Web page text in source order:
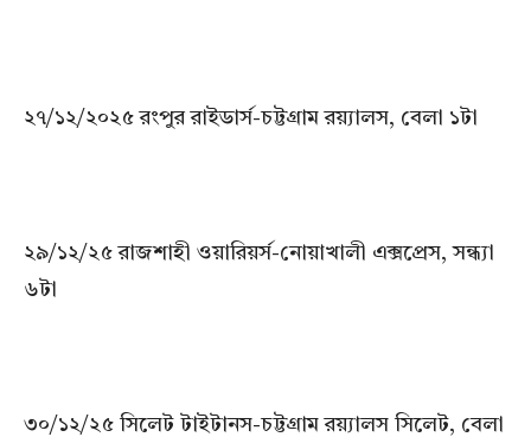
২৭/১২/২০২৫ রংপুর রাইডার্স-চট্টগ্রাম রয়্যালস, বেলা ১টা
২৯/১২/২৫ রাজশাহী ওয়ারিয়র্স-নোয়াখালী এক্সপ্রেস, সন্ধ্যা
৬টা
৩০/১২/২৫ সিলেট টাইটানস-চট্টগ্রাম রয়্যালস সিলেট, বেলা